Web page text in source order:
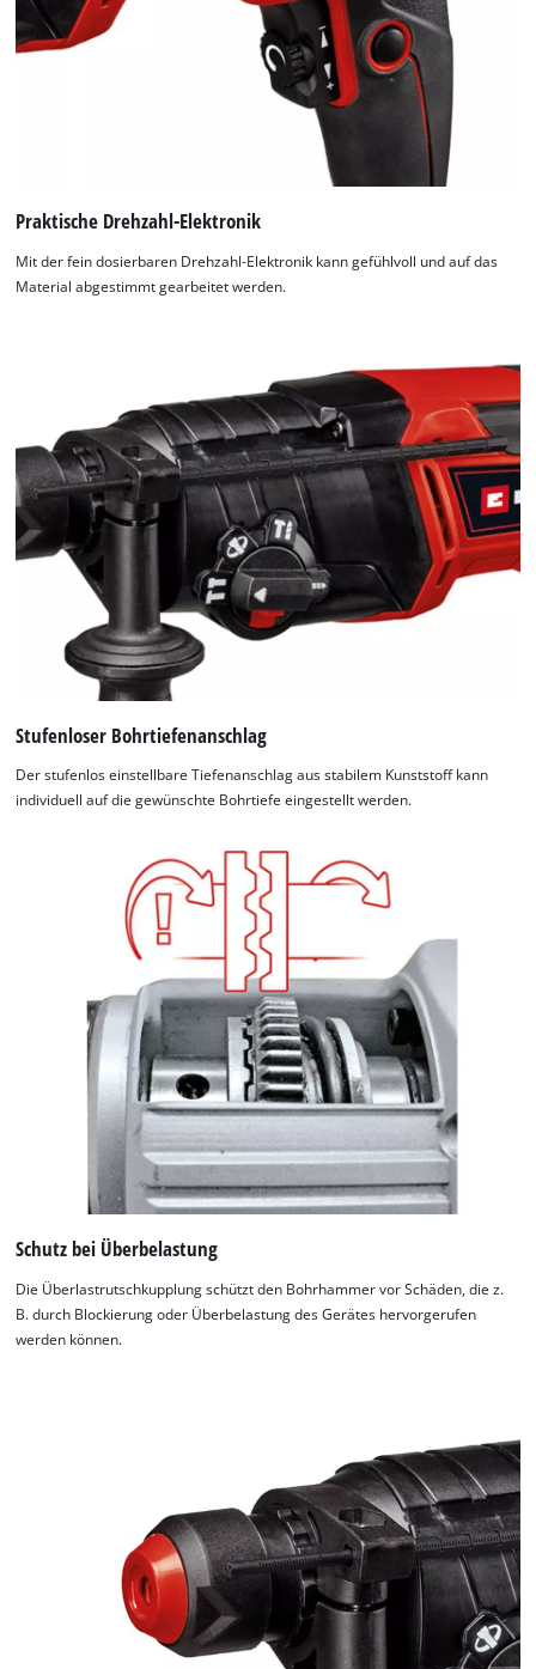
Praktische Drehzahl-Elektronik
Mit der fein dosierbaren Drehzahl-Elektronik kann gefühlvoll und auf das
Material abgestimmt gearbeitet werden.
Stufenloser Bohrtiefenanschlag
Der stufenlos einstellbare Tiefenanschlag aus stabilem Kunststoff kann
individuell auf die gewünschte Bohrtiefe eingestellt werden.
Schutz bei Überbelastung
Die Überlastrutschkupplung schützt den Bohrhammer vor Schäden, die z.
B. durch Blockierung oder Überbelastung des Gerätes hervorgerufen
werden können.